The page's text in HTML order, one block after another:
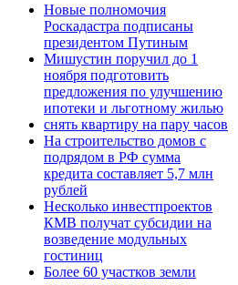
Новые полномочия
Роскадастра подписаны
президентом Путиным
Мишустин поручил до 1
ноября подготовить
предложения по улучшению
ипотеки и льготному жилью
снять квартиру на пару часов
На строительство домов с
подрядом в РФ сумма
кредита составляет 5,7 млн
рублей
Несколько инвестпроектов
КМВ получат субсидии на
возведение модульных
гостиниц
Более 60 участков земли